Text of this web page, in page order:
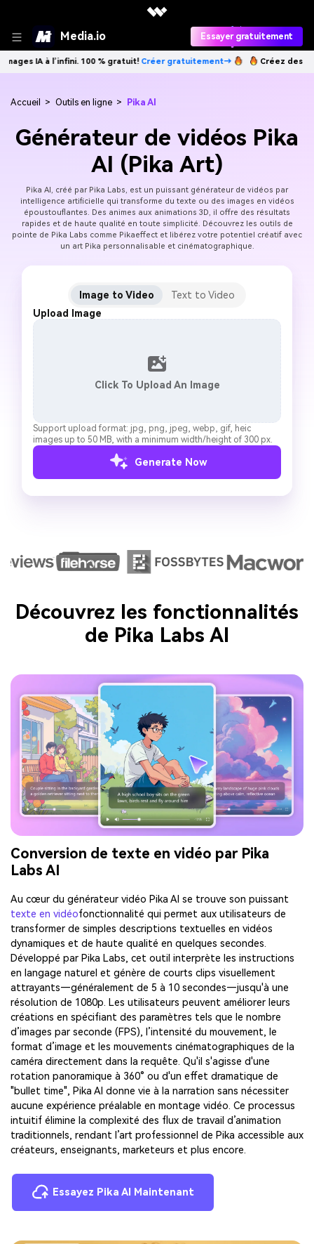
Media.io Essayer gratuitement
IA à l’infini. 100 % gratuit!Créer gratuitement→ Créez des images
Accueil > Outils en ligne > Pika AI
Générateur de vidéos Pika
AI (Pika Art)
Pika AI, créé par Pika Labs, est un puissant générateur de vidéos par
intelligence artificielle qui transforme du texte ou des images en vidéos
époustouflantes. Des animes aux animations 3D, il offre des résultats
rapides et de haute qualité en toute simplicité. Découvrez les outils de
pointe de Pika Labs comme Pikaeffect et libérez votre potentiel créatif avec
un art Pika personnalisable et cinématographique.
Image to Video
Text to Video
Upload Image
Click To Upload An Image
Support upload format: jpg, png, jpeg, webp, gif, heic
images up to 50 MB, with a minimum width/height of 300 px.
Generate Now
Découvrez les fonctionnalités
de Pika Labs AI
Conversion de texte en vidéo par Pika
Labs AI
Au cœur du générateur vidéo Pika AI se trouve son puissant
texte en vidéofonctionnalité qui permet aux utilisateurs de
transformer de simples descriptions textuelles en vidéos
dynamiques et de haute qualité en quelques secondes.
Développé par Pika Labs, cet outil interprète les instructions
en langage naturel et génère de courts clips visuellement
attrayants—généralement de 5 à 10 secondes—jusqu'à une
résolution de 1080p. Les utilisateurs peuvent améliorer leurs
créations en spécifiant des paramètres tels que le nombre
d’images par seconde (FPS), l’intensité du mouvement, le
format d’image et les mouvements cinématographiques de la
caméra directement dans la requête. Qu'il s'agisse d'une
rotation panoramique à 360° ou d'un effet dramatique de
"bullet time", Pika AI donne vie à la narration sans nécessiter
aucune expérience préalable en montage vidéo. Ce processus
intuitif élimine la complexité des flux de travail d’animation
traditionnels, rendant l’art professionnel de Pika accessible aux
créateurs, enseignants, marketeurs et plus encore.
Essayez Pika AI Maintenant